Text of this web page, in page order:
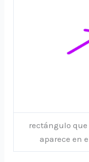
rectángulo que
aparece en